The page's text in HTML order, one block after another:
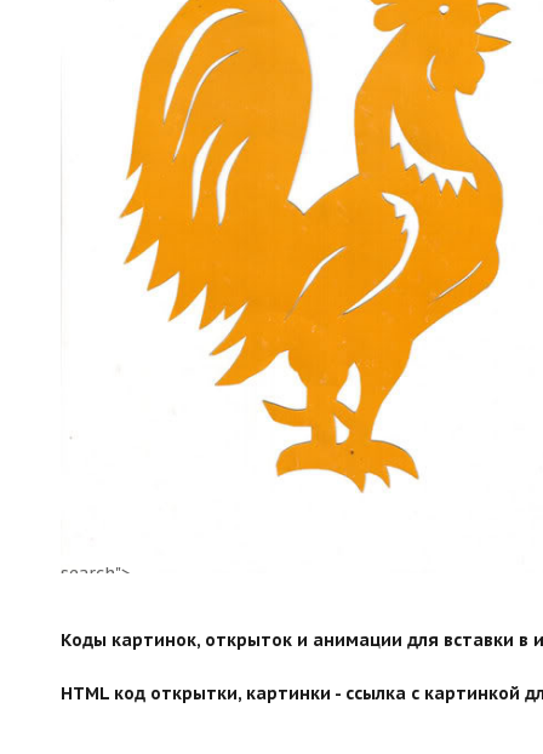
search">
Коды картинок, открыток и анимации для вставки в
HTML код открытки, картинки - ссылка с картинкой